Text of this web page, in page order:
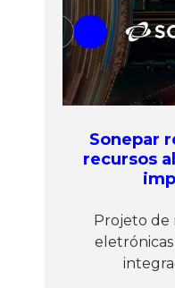
Sonepar
recursos
Projeto de